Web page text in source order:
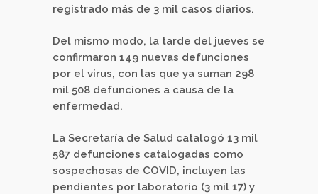
registrado más de 3 mil casos diarios.
Del mismo modo, la tarde del jueves se
confirmaron 149 nuevas defunciones
por el virus, con las que ya suman 298
mil 508 defunciones a causa de la
enfermedad.
La Secretaría de Salud catalogó 13 mil
587 defunciones catalogadas como
sospechosas de COVID, incluyen las
pendientes por laboratorio (3 mil 17) y